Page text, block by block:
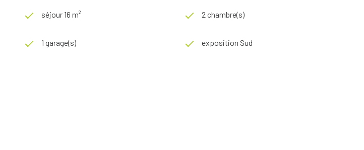
séjour 16 m² 2 chambre(s)
1 garage(s) exposition Sud